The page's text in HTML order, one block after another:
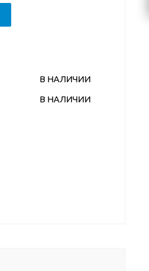
В НАЛИЧИИ
В НАЛИЧИИ